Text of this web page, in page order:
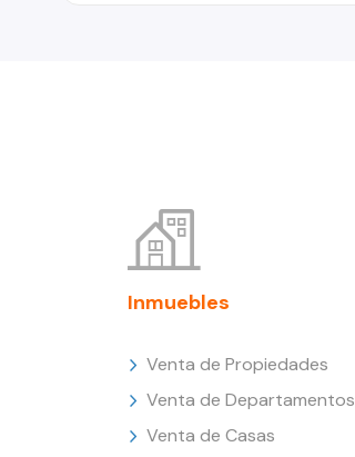
Inmuebles
Venta de Propiedades
Venta de Departamentos
Venta de Casas